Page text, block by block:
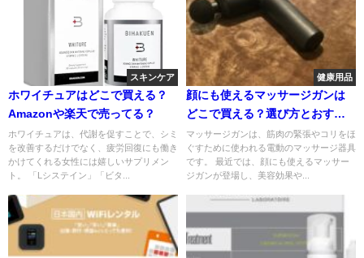
スキンケア
ホワイチュアはどこで買える？
Amazonや楽天で売ってる？
ホワイチュアは、代謝を促すことで、シミ
を改善するだけでなく、疲労回復にも働き
かけてくれる女性には嬉しいサプリメン
ト。 「Lシステイン」「ビタ...
健康用品
顔にも使えるマッサージガンは
どこで買える？選び方とおすす
め商品について
マッサージガンは、筋肉の緊張やコリをほ
ぐすために使われる電動のマッサージ器具
です。 最近では、顔にも使えるマッサー
ジガンが登場し、美容効果や...